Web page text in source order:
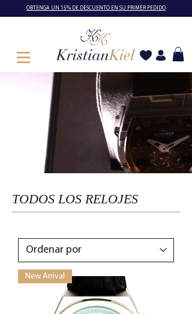
OBTENGA UN 15% DE DESCUENTO EN SU PRIMER PEDIDO
TODOS LOS RELOJES
New Arrival